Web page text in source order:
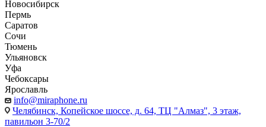
Новосибирск
Пермь
Саратов
Сочи
Тюмень
Ульяновск
Уфа
Чебоксары
Ярославль
info@miraphone.ru
Челябинск, Копейское шоссе, д. 64, ТЦ "Алмаз", 3 этаж,
павильон 3-70/2